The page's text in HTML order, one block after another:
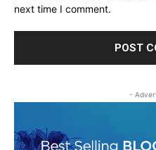
next time I comment.
-